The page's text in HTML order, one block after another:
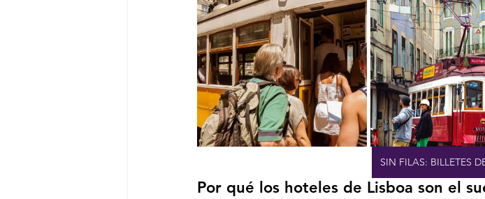
SIN FILAS: BILLETES
Por qué los hoteles de Lisboa son el